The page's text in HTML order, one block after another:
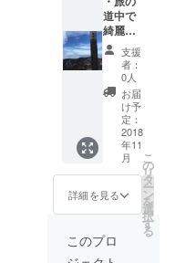
道中で
綺麗だ
と思っ
た自
然、風
景の写
真や映
像 ・道
中の様
子を映
した映
像 ・感
謝の言
葉を
直筆の
メッ
支援
者：
0人
お届
け予
定：
2018
年11
月
詳細を見る
こ
の
リ
タ
ー
ン
を
選
択
す
る
このプロ